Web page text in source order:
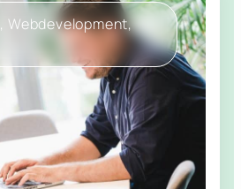
, Webdevelopment ,